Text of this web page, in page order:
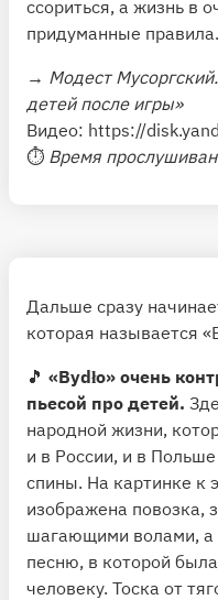
ссориться, а жизнь в
придуманные правила.
→ Модест
детей после игры»
Видео: https://
⏱ Время
Дальше сразу
которая называется
🎵 «Bydło» очень
пьесой про детей.
народной жизни,
и в России, и в
спины. На картинке к
изображена повозка,
шагающими волами, а
песню, в которой
человеку. Тоска от